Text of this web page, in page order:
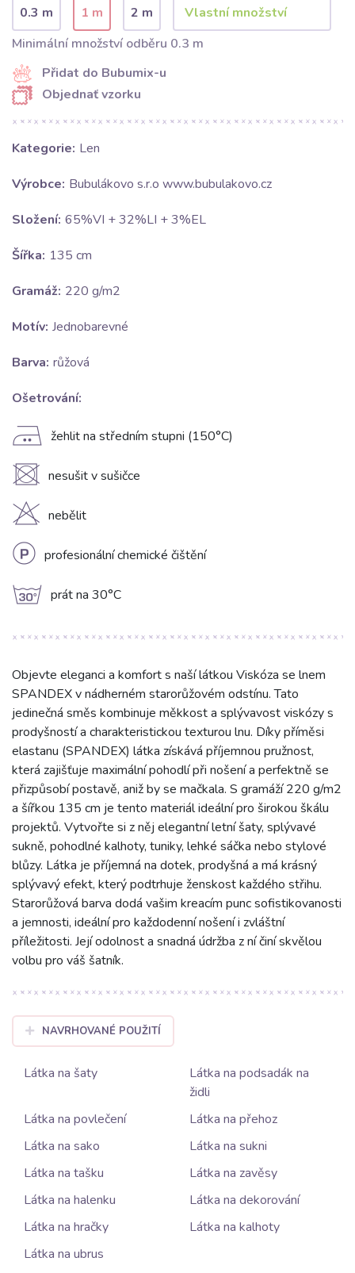
0.3 m 1 m
2 m
Minimální množství odběru 0.3 m
Přidat do Bubumix-u
Objednať vzorku
Kategorie: Len
Výrobce: Bubulákovo s.r.o www.bubulakovo.cz
Složení: 65%VI + 32%LI + 3%EL
Šířka: 135 cm
Gramáž: 220 g/m2
Motív: Jednobarevné
Barva: růžová
Ošetrování:
E žehlit na středním stupni (150°C)
U nesušit v sušičce
H nebělit
L profesionální chemické čištění
g prát na 30°C
Objevte eleganci a komfort s naší látkou Viskóza se lnem
SPANDEX v nádherném starorůžovém odstínu. Tato
jedinečná směs kombinuje měkkost a splývavost viskózy s
prodyšností a charakteristickou texturou lnu. Díky příměsi
elastanu (SPANDEX) látka získává příjemnou pružnost,
která zajišťuje maximální pohodlí při nošení a perfektně se
přizpůsobí postavě, aniž by se mačkala. S gramáží 220 g/m2
a šířkou 135 cm je tento materiál ideální pro širokou škálu
projektů. Vytvořte si z něj elegantní letní šaty, splývavé
sukně, pohodlné kalhoty, tuniky, lehké sáčka nebo stylové
blůzy. Látka je příjemná na dotek, prodyšná a má krásný
splývavý efekt, který podtrhuje ženskost každého střihu.
Starorůžová barva dodá vašim kreacím punc sofistikovanosti
a jemnosti, ideální pro každodenní nošení i zvláštní
příležitosti. Její odolnost a snadná údržba z ní činí skvělou
volbu pro váš šatník.
NAVRHOVANÉ POUŽITÍ
Látka na šaty
Látka na podsadák na
židli
Látka na povlečení
Látka na přehoz
Látka na sako
Látka na sukni
Látka na tašku
Látka na zavěsy
Látka na halenku
Látka na dekorování
Látka na hračky
Látka na kalhoty
Látka na ubrus